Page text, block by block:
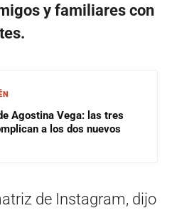
y familiares con
Agostina Vega: las tres
a los dos nuevos
de Instagram, dijo